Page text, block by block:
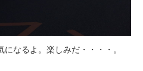
なるよ。楽しみだ・・・・。